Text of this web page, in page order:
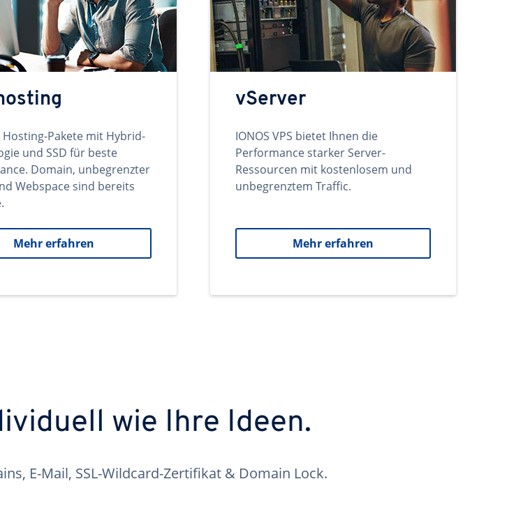
Hosting-Pakete mit Hybrid-
und SSD für beste
Domain, unbegrenzter
Webspace sind bereits
Mehr erfahren
vServer
IONOS VPS bietet Ihnen die
Performance starker Server-
Ressourcen mit kostenlosem und
unbegrenztem Traffic.
Mehr erfahren
wie Ihre Ideen.
E-Mail, SSL-Wildcard-Zertifikat & Domain Lock.